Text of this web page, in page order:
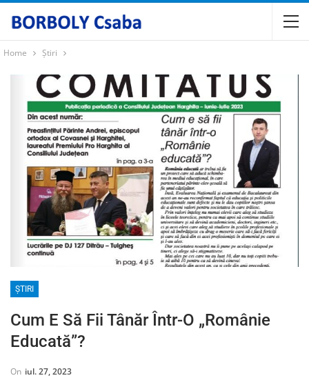
Home Știri
ȘTIRI
Cum E Să Fii Tânăr Într-O „Românie
Educată”?
On iul. 27, 2023